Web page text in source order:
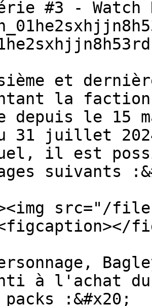
#3 - Watch
et
la
depuis le 15
31 juillet
il est
suivants
src="/files/
à l'achat
:&#x20;